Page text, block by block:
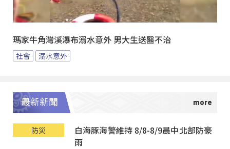
瑪家牛角灣溪瀑布溺水意外 男大生送醫不治
社會 溺水意外
最新新聞
防災
白海豚海警維持 8/8-8/9晨中北部防豪
雨